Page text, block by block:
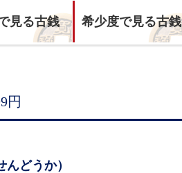
見る古銭 希少度で見る古銭
円
どうか）